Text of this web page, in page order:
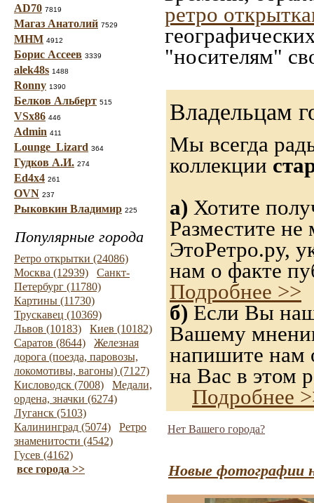
AD70 7819
Магаз Анатолий 7529
МНМ 4912
Борис Ассеев 3339
alek48s 1488
Ronny 1390
Белков Альберт 515
VSx86 446
Admin 411
Lounge_Lizard 364
Гудков А.И. 274
Ed4x4 261
OVN 237
Рыковкин Владимир 225
Популярные города
Ретро открытки (24086)
Москва (12939)
Санкт-
Петербург (11780)
Картины (11730)
Трускавец (10369)
Львов (10183)
Киев (10182)
Саратов (8644)
Железная
дорога (поезда, паровозы,
локомотивы, вагоны) (7127)
Кисловодск (7008)
Медали,
ордена, значки (6274)
Луганск (5103)
Калининград (5074)
Ретро
знаменитости (4542)
Гусев (4162)
все города >>
ретро
"носителям"
Владельцам
Мы всегда
коллекции
а) Хотите
Разместите
ЭтоРетро.ру,
нам о факте
Подробнее >>
б) Если Вы
Вашему
напишите нам
на Вас в этом
Подробнее
Нет Вашего города?
Новые фотографии